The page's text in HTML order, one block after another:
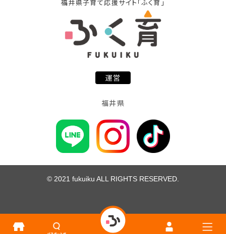
福井県子育て応援サイト「ふく育」
運営
福井県
© 2021 fukuiku ALL RIGHTS RESERVED.